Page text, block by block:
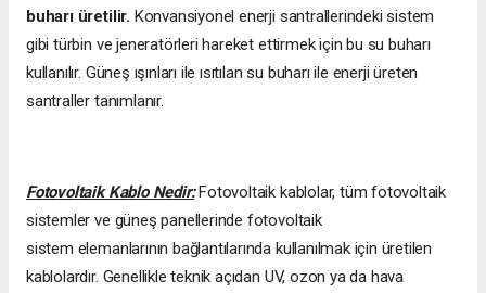
buharı üretilir. Konvansiyonel enerji santrallerindeki sistem
gibi türbin ve jeneratörleri hareket ettirmek için bu su buharı
kullanılır. Güneş ışınları ile ısıtılan su buharı ile enerji üreten
santraller tanımlanır.
Fotovoltaik Kablo Nedir:Fotovoltaik kablolar, tüm fotovoltaik
sistemler ve güneş panellerinde fotovoltaik
sistem elemanlarının bağlantılarında kullanılmak için üretilen
kablolardır. Genellikle teknik açıdan UV, ozon ya da hava